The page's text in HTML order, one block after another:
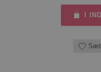
I
Sæt